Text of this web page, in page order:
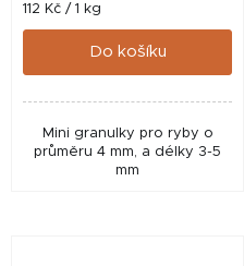
Měrná
cena:
112 Kč / 1 kg
Do košíku
Mini granulky pro ryby o
průměru 4 mm, a délky 3-5
mm